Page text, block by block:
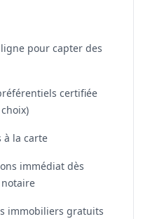
pour capter des
certifiée
à la carte
immédiat dès
immobiliers gratuits